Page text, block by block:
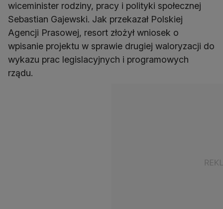
wiceminister rodziny, pracy i polityki społecznej
Sebastian Gajewski. Jak przekazał Polskiej
Agencji Prasowej, resort złożył wniosek o
wpisanie projektu w sprawie drugiej waloryzacji do
wykazu prac legislacyjnych i programowych
rządu.